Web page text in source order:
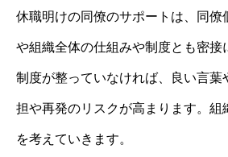
休職明けの同僚のサポートは、同僚
や組織全体の仕組みや制度とも密接
制度が整っていなければ、良い言葉
担や再発のリスクが高まります。組
を考えていきます。